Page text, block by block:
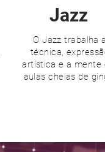
Jazz
O Jazz trabalha a
técnica,
artística e a mente
aulas cheias de